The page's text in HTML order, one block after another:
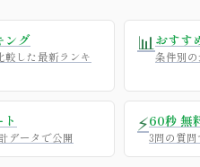
ング
較した最新ランキ
📊おすす
条件別
データで公開
⚡60秒 無
3問の質